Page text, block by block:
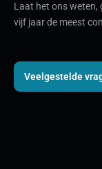
Laat het ons weten,
vijf jaar de meest
Veelgestelde